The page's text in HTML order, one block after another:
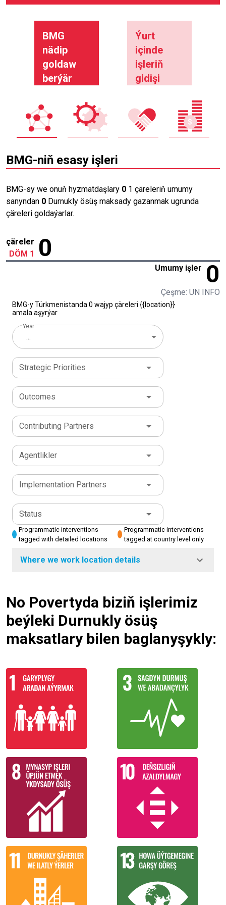
BMG
nädip
goldaw
berýär
Ýurt
içinde
işleriň
gidişi
BMG-niň esasy işleri
BMG-sy we onuň hyzmatdaşlary 0 1 çäreleriň umumy
sanyndan 0 Durnukly ösüş maksady gazanmak ugrunda
çäreleri goldaýarlar.
çäreler
DÖM 1
0
Umumy işler 0
Çeşme: UN INFO
BMG-y Türkmenistanda 0 wajyp çäreleri {{location}}
amala aşyrýar
Year
...
Strategic Priorities
Outcomes
Contributing Partners
Agentlikler
Implementation Partners
Status
Programmatic interventions
tagged with detailed locations
Programmatic interventions
tagged at country level only
Where we work location details
No Povertyda biziň işlerimiz
beýleki Durnukly ösüş
maksatlary bilen baglanyşykly: